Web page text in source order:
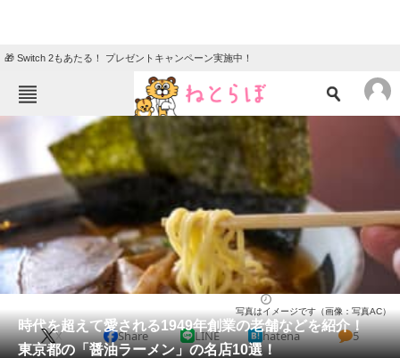
🎁 Switch 2もあたる！ プレゼントキャンペーン実施中！
ねとらぼメニュー
ニュース
エンタメ クイズ
グルメ 地域
住まい 教育・育児
動物 リサーチ
会員記事
時代を超えて愛される1949年創業の老舗などを紹介！
東京都の「醤油ラーメン」の名店10選！
写真はイメージです（画像：写真AC）
X Share LINE hatena 5